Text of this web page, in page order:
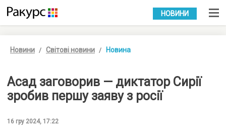
УКР РУС
НОВИНИ
Новини Світові новини Новина
Асад заговорив — диктатор Сирії
зробив першу заяву з росії
16 гру 2024, 17:22